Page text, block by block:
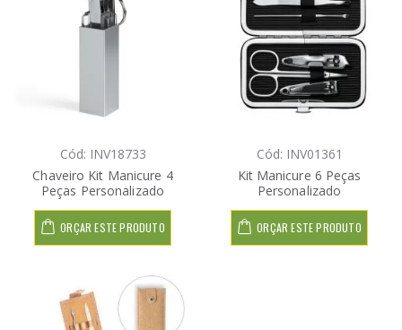
Cód: INV18733
Chaveiro Kit Manicure 4
Peças Personalizado
ORÇAR ESTE PRODUTO
Cód: INV01361
Kit Manicure 6 Peças
Personalizado
ORÇAR ESTE PRODUTO